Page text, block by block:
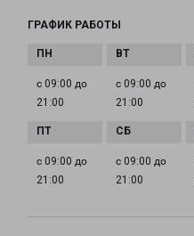
ГРАФИК РАБОТЫ
с 09:00 до
21:00
с 09:00 до
21:00
с 09:00 до
21:00
с 09:00 до
21:00